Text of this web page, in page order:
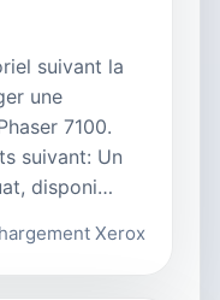
suivant la
une
7100.
suivant: Un
disponi…
Xerox